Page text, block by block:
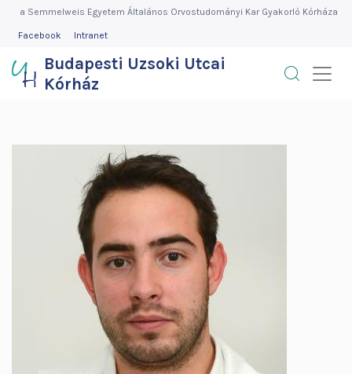
Budapesti
Uzsoki
Utcai
Ugrása Semmelweis Egyetem Általános Orvostudományi Kar Gyakorló Kórháza
MENÜ
Facebook Intranet
Budapesti Uzsoki Utcai
Kórház